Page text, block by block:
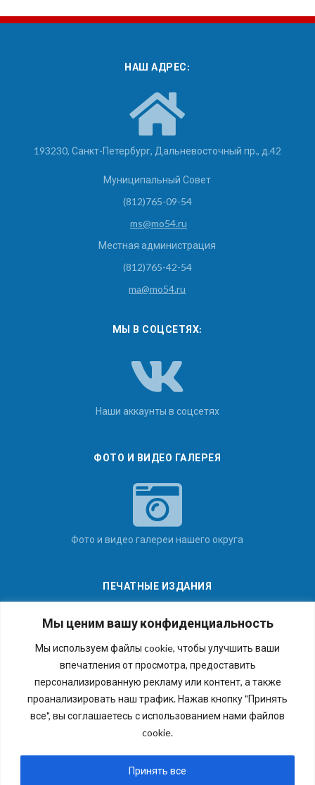
Мы ценим вашу конфиденциальность
Мы используем файлы cookie, чтобы улучшить ваши
впечатления от просмотра, предоставить
персонализированную рекламу или контент, а также
проанализировать наш трафик. Нажав кнопку "Принять
все", вы соглашаетесь с использованием нами файлов
cookie.
Принять все
НАШ АДРЕС:
193230, Санкт-Петербург, Дальневосточный пр., д.42
Муниципальный Совет
(812)765-09-54
ms@mo54.ru
Местная администрация
(812)765-42-54
ma@mo54.ru
МЫ В СОЦСЕТЯХ:
Наши аккаунты в соцсетях
ФОТО И ВИДЕО ГАЛЕРЕЯ
Фото и видео галереи нашего округа
ПЕЧАТНЫЕ ИЗДАНИЯ
Последние номера наших газет
Copyright © 2026 Внутригородское муниципальное
образование города федерального значения Санкт-
Петербурга муниципальный округ №54. Все права